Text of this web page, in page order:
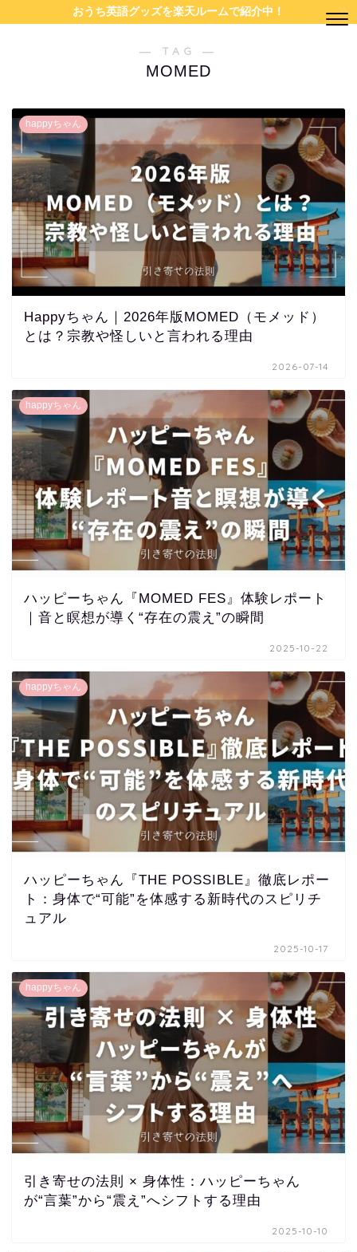
おうち英語グッズを楽天ルームで紹介中！
― TAG ―
MOMED
happyちゃん
Happyちゃん｜2026年版MOMED（モメッド）
とは？宗教や怪しいと言われる理由
2026-07-14
happyちゃん
ハッピーちゃん『MOMED FES』体験レポート
｜音と瞑想が導く“存在の震え”の瞬間
2025-10-22
happyちゃん
ハッピーちゃん『THE POSSIBLE』徹底レポー
ト：身体で“可能”を体感する新時代のスピリチ
ュアル
2025-10-17
happyちゃん
引き寄せの法則 × 身体性：ハッピーちゃん
が“言葉”から“震え”へシフトする理由
2025-10-10